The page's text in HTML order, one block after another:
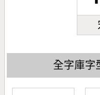
全字庫字